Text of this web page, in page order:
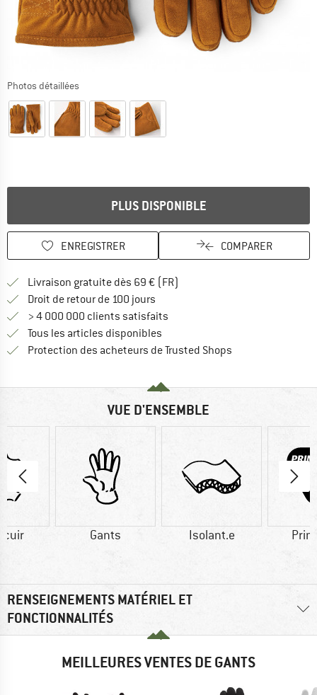
Photos détaillées
PLUS DISPONIBLE
ENREGISTRER COMPARER
Livraison gratuite dès 69 € (FR)
Droit de retour de 100 jours
> 4 000 000 clients satisfaits
Tous les articles disponibles
Protection des acheteurs de Trusted Shops
VUE D'ENSEMBLE
Gants Isolant.e
RENSEIGNEMENTS MATÉRIEL ET
FONCTIONNALITÉS
MEILLEURES VENTES DE GANTS